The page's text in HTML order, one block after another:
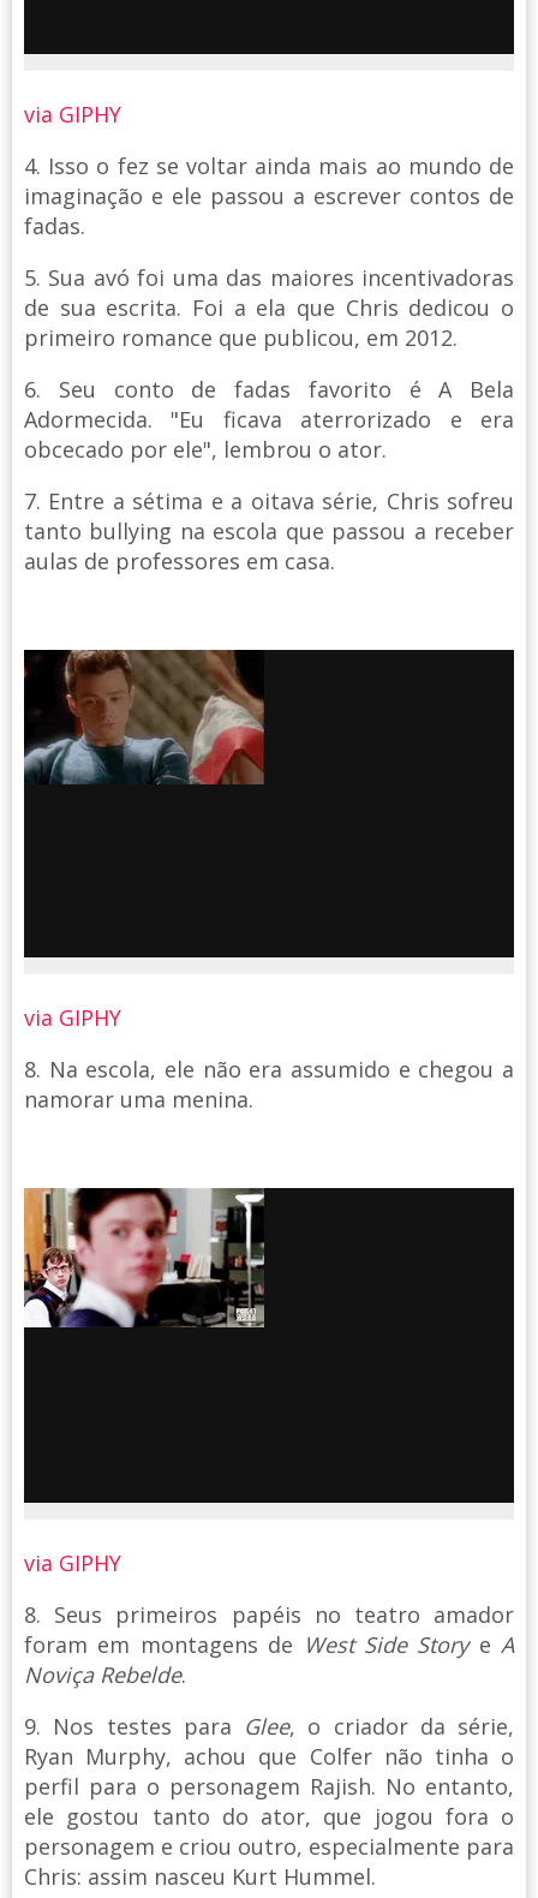
via GIPHY
4. Isso o fez se voltar ainda mais ao mundo de
imaginação e ele passou a escrever contos de
fadas.
5. Sua avó foi uma das maiores incentivadoras
de sua escrita. Foi a ela que Chris dedicou o
primeiro romance que publicou, em 2012.
6. Seu conto de fadas favorito é A Bela
Adormecida. "Eu ficava aterrorizado e era
obcecado por ele", lembrou o ator.
7. Entre a sétima e a oitava série, Chris sofreu
tanto bullying na escola que passou a receber
aulas de professores em casa.
via GIPHY
8. Na escola, ele não era assumido e chegou a
namorar uma menina.
via GIPHY
8. Seus primeiros papéis no teatro amador
foram em montagens de West Side Storye A
Noviça Rebelde.
9. Nos testes para Glee, o criador da série,
Ryan Murphy, achou que Colfer não tinha o
perfil para o personagem Rajish. No entanto,
ele gostou tanto do ator, que jogou fora o
personagem e criou outro, especialmente para
Chris: assim nasceu Kurt Hummel.